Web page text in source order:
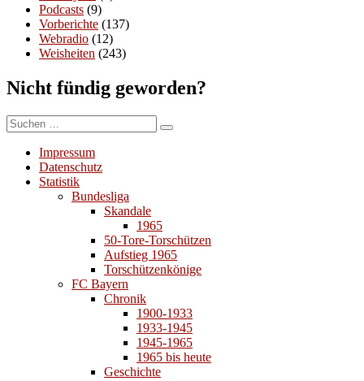
Podcasts (9)
Vorberichte (137)
Webradio (12)
Weisheiten (243)
Nicht fündig geworden?
Suchen
nach:
Suchen
Impressum
Datenschutz
Statistik
Bundesliga
Skandale
1965
50-Tore-Torschützen
Aufstieg 1965
Torschützenkönige
FC Bayern
Chronik
1900-1933
1933-1945
1945-1965
1965 bis heute
Geschichte